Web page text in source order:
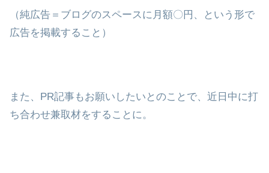
（純広告＝ブログのスペースに月額〇円、という形で
広告を掲載すること）
また、PR記事もお願いしたいとのことで、近日中に打
ち合わせ兼取材をすることに。